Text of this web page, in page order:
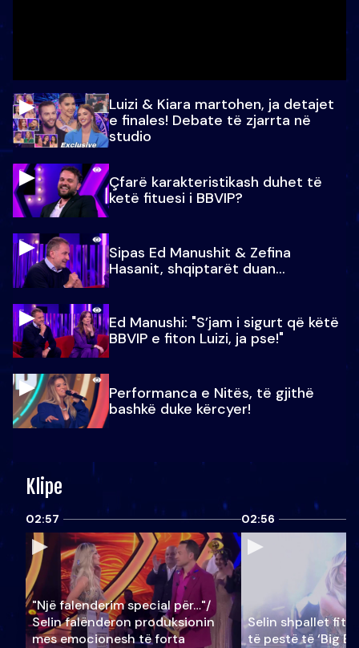
Luizi & Kiara martohen, ja detajet
e finales! Debate të zjarrta në
studio
Çfarë karakteristikash duhet të
ketë fituesi i BBVIP?
Sipas Ed Manushit & Zefina
Hasanit, shqiptarët duan...
Ed Manushi: "S’jam i sigurt që këtë
BBVIP e fiton Luizi, ja pse!"
Performanca e Nitës, të gjithë
bashkë duke kërcyer!
Klipe
02:57
"Një falenderim special për…"/
Selin falënderon produksionin
mes emocionesh të forta
02:56
Selin shpallet
të pestë të ‘Big